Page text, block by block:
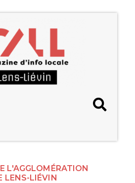
L'AGGLOMÉRATION
LENS-LIÉVIN